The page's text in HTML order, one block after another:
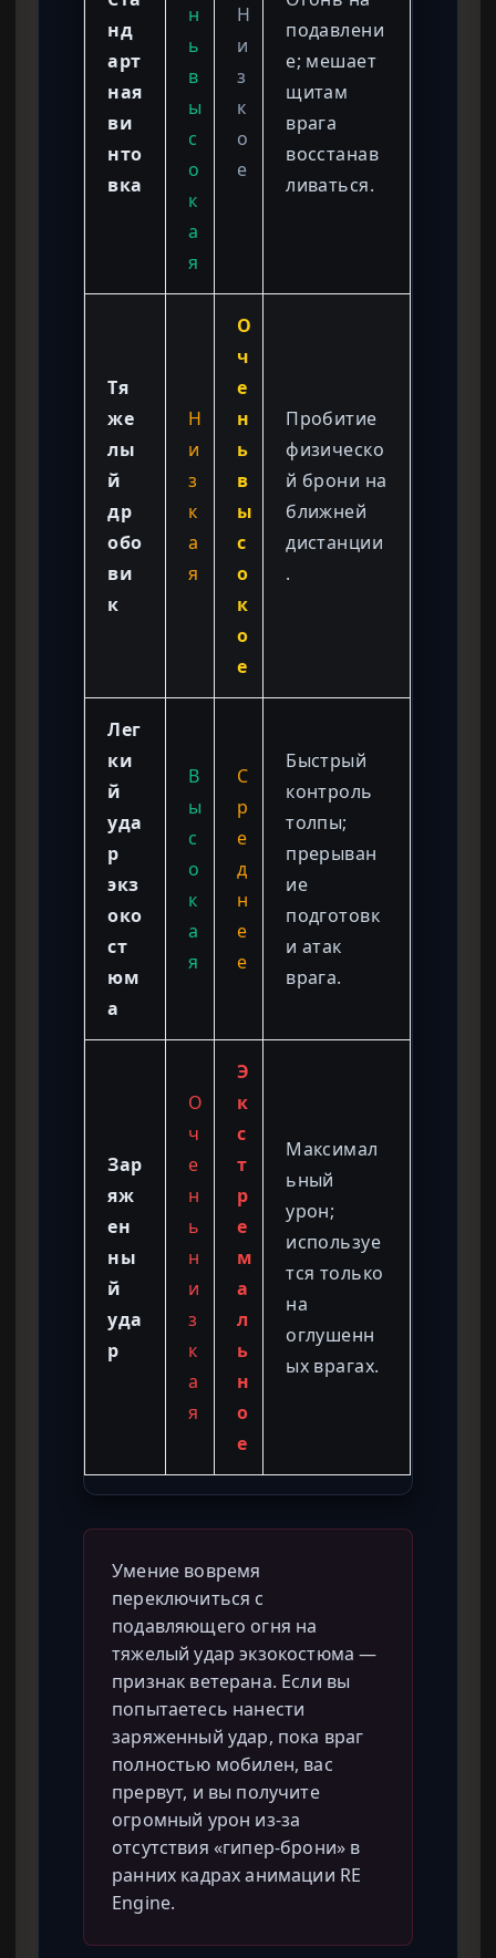
нд
арт
ная
ви
нто
вка
н
ь
в
ы
с
о
к
а
я
Н
и
з
к
о
е
подавлени
е; мешает
щитам
врага
восстанав
ливаться.
Тя
же
лы
й
др
обо
ви
к
Н
и
з
к
а
я
О
ч
е
н
ь
в
ы
с
о
к
о
е
Пробитие
физическо
й брони на
ближней
дистанции
.
Лег
ки
й
уда
р
экз
око
ст
юм
а
В
ы
с
о
к
а
я
С
р
е
д
н
е
е
Быстрый
контроль
толпы;
прерыван
ие
подготовк
и атак
врага.
Зар
яж
ен
ны
й
уда
р
О
ч
е
н
ь
н
и
з
к
а
я
Э
к
с
т
р
е
м
а
л
ь
н
о
е
Максимал
ьный
урон;
используе
тся только
на
оглушенн
ых врагах.
Умение вовремя
переключиться с
подавляющего огня на
тяжелый удар экзокостюма —
признак ветерана. Если вы
попытаетесь нанести
заряженный удар, пока враг
полностью мобилен, вас
прервут, и вы получите
огромный урон из-за
отсутствия «гипер-брони» в
ранних кадрах анимации RE
Engine.